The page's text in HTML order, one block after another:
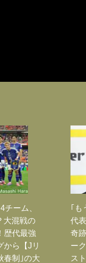
ーム、
大混戦の
歴代最強
から【Jリ
春制｣の大
｢も
代
奇
ー
ス